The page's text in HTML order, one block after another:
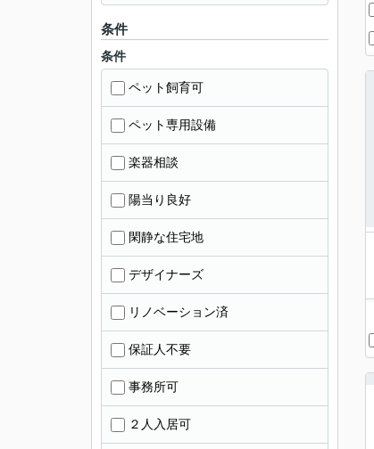
条件
条件
ペット飼育可
ペット専用設備
楽器相談
陽当り良好
閑静な住宅地
デザイナーズ
リノベーション済
保証人不要
事務所可
２人入居可